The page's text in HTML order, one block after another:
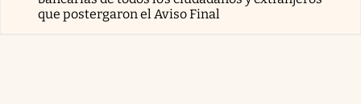
que postergaron el Aviso Final